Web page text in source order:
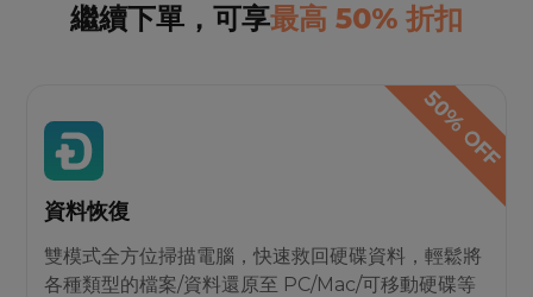
繼續下單，可享最高 50% 折扣
資料恢復
雙模式全方位掃描電腦，快速救回硬碟資料，輕鬆將
各種類型的檔案/資料還原至 PC/Mac/可移動硬碟等